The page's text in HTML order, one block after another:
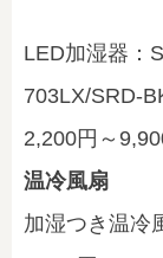
LED加湿器：
703LX/SRD-
2,200円～
温冷風扇
加湿つき温冷